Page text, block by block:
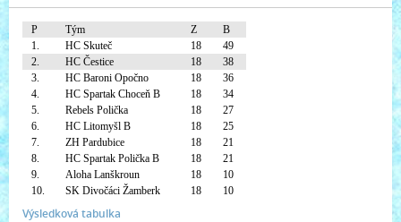
P Tým Z
B
1.
HC Skuteč 18
49
2.
HC Čestice 18
38
3.
HC Baroni Opočno 18
36
4.
HC Spartak Choceň B 18
34
5.
Rebels Polička 18
27
6.
HC Litomyšl B 18
25
7.
ZH Pardubice 18
21
8.
HC Spartak Polička B 18
21
9.
Aloha Lanškroun 18
10
10.
SK Divočáci Žamberk 18 10
Výsledková tabulka